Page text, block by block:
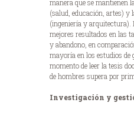
manera que se mantienen
(salud, educación, artes) y
(ingeniería y arquitectura).
mejores resultados en las
y abandono, en
mayoría en los estudios de
momento de leer la tesis
de hombres supera por
Investigación y